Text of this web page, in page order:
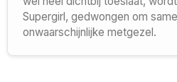
Supergirl, gedwongen om
onwaarschijnlijke metgezel.